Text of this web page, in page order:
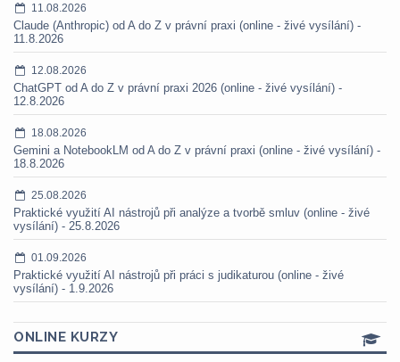
11.08.2026
Claude (Anthropic) od A do Z v právní praxi (online - živé vysílání) -
11.8.2026
12.08.2026
ChatGPT od A do Z v právní praxi 2026 (online - živé vysílání) -
12.8.2026
18.08.2026
Gemini a NotebookLM od A do Z v právní praxi (online - živé vysílání) -
18.8.2026
25.08.2026
Praktické využití AI nástrojů při analýze a tvorbě smluv (online - živé
vysílání) - 25.8.2026
01.09.2026
Praktické využití AI nástrojů při práci s judikaturou (online - živé
vysílání) - 1.9.2026
ONLINE KURZY